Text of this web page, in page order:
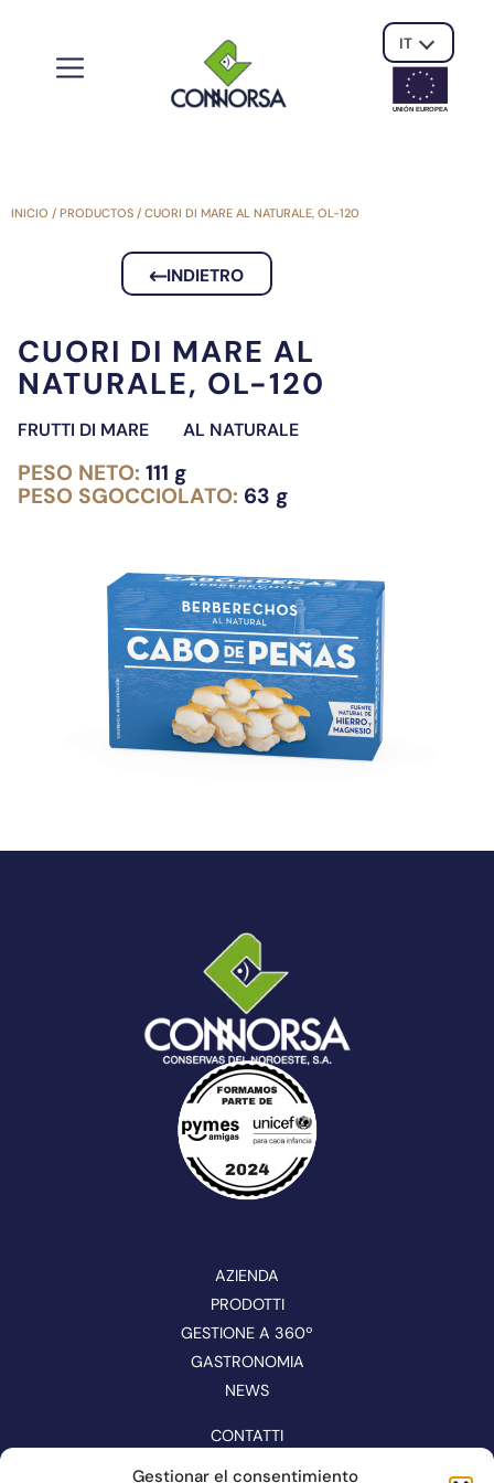
Gestionar el consentimiento
IT
UNIÓN EUROPEA
INICIO / PRODUCTOS / CUORI DI MARE AL NATURALE, OL-120
INDIETRO
CUORI DI MARE AL
NATURALE, OL-120
FRUTTI DI MARE AL NATURALE
PESO NETO: 111 g
PESO SGOCCIOLATO: 63 g
AZIENDA
PRODOTTI
GESTIONE A 360º
GASTRONOMIA
NEWS
CONTATTI